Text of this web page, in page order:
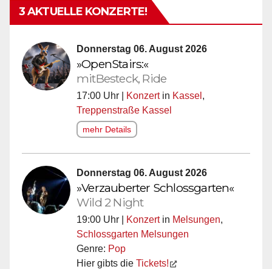
3 AKTUELLE KONZERTE!
Donnerstag 06. August 2026
»OpenStairs:«
mitBesteck, Ride
17:00 Uhr | Konzertin Kassel ,
Treppenstraße Kassel
mehr Details
Donnerstag 06. August 2026
»Verzauberter Schlossgarten«
Wild 2 Night
19:00 Uhr | Konzertin Melsungen,
Schlossgarten Melsungen
Genre: Pop
Hier gibts die Tickets!